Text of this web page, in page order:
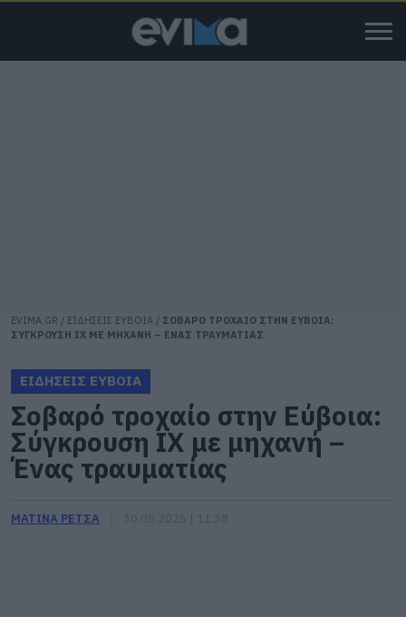
EVIMA.GR / ΕΙΔΗΣΕΙΣ ΕΥΒΟΙΑ / ΣΟΒΑΡΟ ΤΡΟΧΑΙΟ ΣΤΗΝ ΕΥΒΟΙΑ:
ΣΥΓΚΡΟΥΣΗ ΙΧ ΜΕ ΜΗΧΑΝΗ – ΕΝΑΣ ΤΡΑΥΜΑΤΙΑΣ
ΕΙΔΗΣΕΙΣ ΕΥΒΟΙΑ
Σοβαρό τροχαίο στην Εύβοια:
Σύγκρουση ΙΧ με μηχανή –
Ένας τραυματίας
ΜΑΤΙΝΑ ΡΕΤΣΑ